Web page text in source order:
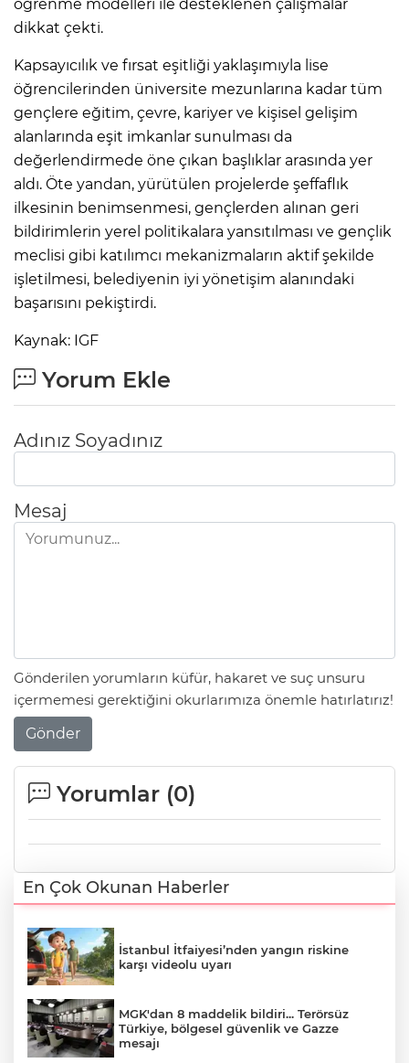
öğrenme modelleri ile desteklenen çalışmalar
dikkat çekti.
Kapsayıcılık ve fırsat eşitliği yaklaşımıyla lise
öğrencilerinden üniversite mezunlarına kadar tüm
gençlere eğitim, çevre, kariyer ve kişisel gelişim
alanlarında eşit imkanlar sunulması da
değerlendirmede öne çıkan başlıklar arasında yer
aldı. Öte yandan, yürütülen projelerde şeffaflık
ilkesinin benimsenmesi, gençlerden alınan geri
bildirimlerin yerel politikalara yansıtılması ve gençlik
meclisi gibi katılımcı mekanizmaların aktif şekilde
işletilmesi, belediyenin iyi yönetişim alanındaki
başarısını pekiştirdi.
Kaynak: IGF
Yorum Ekle
Adınız Soyadınız
Mesaj
Gönderilen yorumların küfür, hakaret ve suç unsuru
içermemesi gerektiğini okurlarımıza önemle hatırlatırız!
Gönder
Yorumlar (0)
En Çok Okunan Haberler
İstanbul İtfaiyesi’nden yangın riskine
karşı videolu uyarı
MGK'dan 8 maddelik bildiri... Terörsüz
Türkiye, bölgesel güvenlik ve Gazze
mesajı